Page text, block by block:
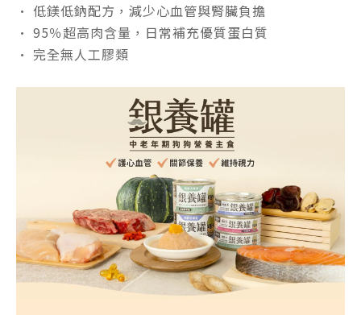
• 低鎂低鈉配方，減少心血管與腎臟負擔
• 95％超高肉含量，日常補充優質蛋白質
• 完全無人工膠類